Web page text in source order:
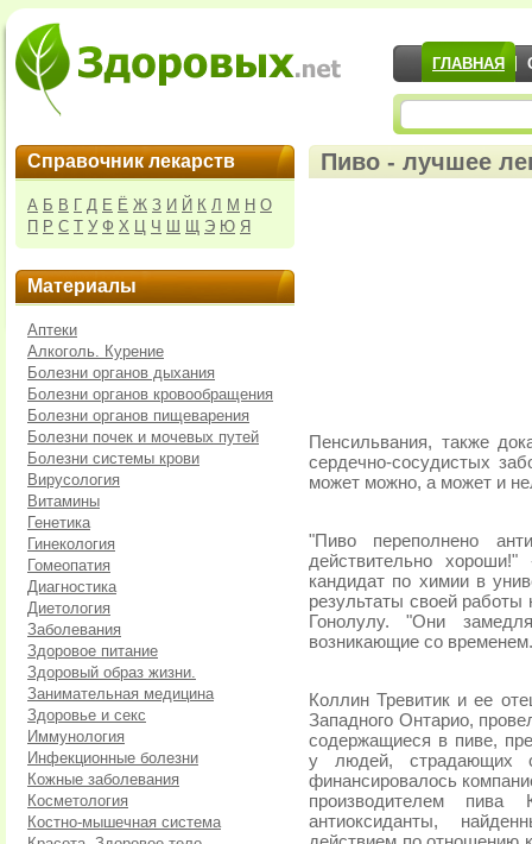
ГЛАВНАЯ
Справочник лекарств
А Б В Г Д Е Ё Ж З И Й К Л М Н О
П Р С Т У Ф Х Ц Ч Ш Щ Э Ю Я
Материалы
Аптеки
Алкоголь. Курение
Болезни органов дыхания
Болезни органов кровообращения
Болезни органов пищеварения
Болезни почек и мочевых путей
Болезни системы крови
Вирусология
Витамины
Генетика
Гинекология
Гомеопатия
Диагностика
Диетология
Заболевания
Здоровое питание
Здоровый образ жизни.
Занимательная медицина
Здоровье и секс
Иммунология
Инфекционные болезни
Кожные заболевания
Косметология
Костно-мышечная система
Пиво - лучшее
Пенсильвания, также
сердечно-сосудистых
может можно, а может и
"Пиво переполнено
действительно
кандидат по химии в
результаты своей
Гонолулу. "Они
возникающие со временем.
Коллин Тревитик и ее
Западного Онтарио,
содержащиеся в пиве,
у людей, страдающих
финансировалось
производителем пива
антиоксиданты,